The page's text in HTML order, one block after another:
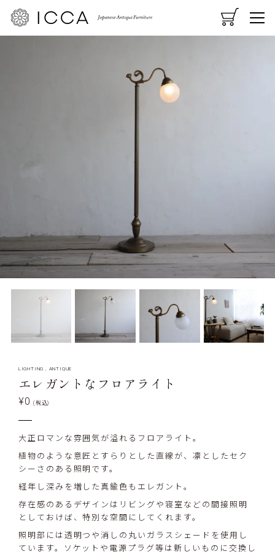
CART MENU
LIGHTING , ANTIQUE
エレガントなフロアライト
¥0 (税込)
大正ロマンな雰囲気が溢れるフロアライト。
植物のような意匠とすらりとした直線が、凛としたセク
シーさのある照明です。
経年し深みを増した真鍮色もエレガント。
存在感のあるデザインはリビングや寝室などの間接照明
としておけば、特別な空間にしてくれます。
照明部には透明つや消しの丸いガラスシェードを使用し
ています。ソケットや電源プラグ等は新しいものに交換し